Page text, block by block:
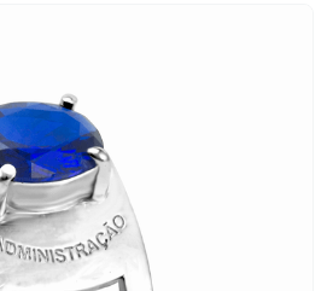
7º
9º
anel prata